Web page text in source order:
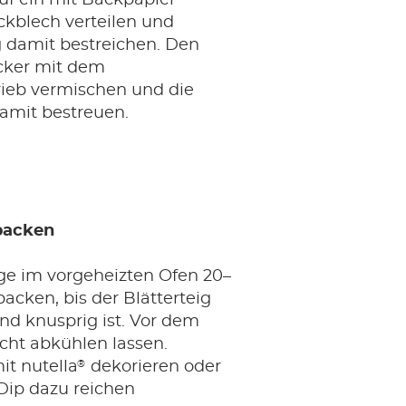
verteilen und
bestreichen. Den
mit dem
vermischen und die
bestreuen.
im vorgeheizten Ofen 20–
bis der Blätterteig
knusprig ist. Vor dem
abkühlen lassen.
nutella® dekorieren oder
dazu reichen